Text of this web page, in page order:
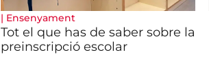
| Ensenyament
Tot el que has de saber sobre la
preinscripció escolar